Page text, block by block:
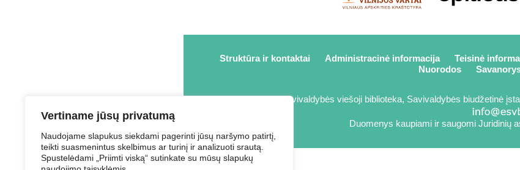
Vertiname jūsų privatumą
Naudojame slapukus siekdami pagerinti jūsų naršymo patirtį,
teikti suasmenintus skelbimus ar turinį ir analizuoti srautą.
Spustelėdami „Priimti viską“ sutinkate su mūsų slapukų
Struktūra ir kontaktai Administracinė informacija Teisinė
Nuorodos
2026 © Elektrėnų savivaldybės viešoji biblioteka, Savivaldybės biudžetinė
Duomenys kaupiami ir saugomi Juridinių